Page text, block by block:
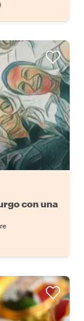
con una